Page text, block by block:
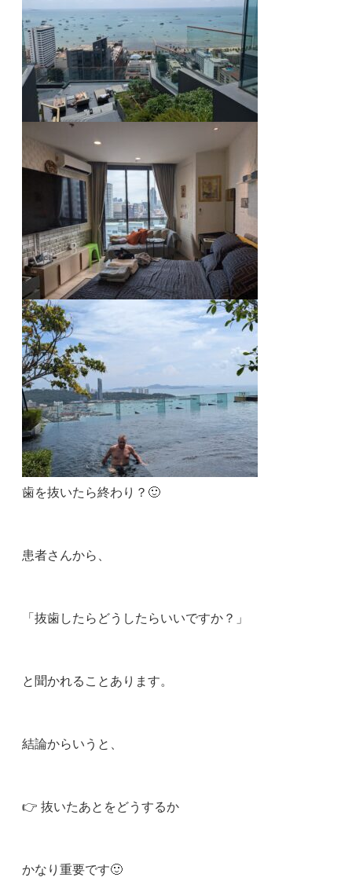
歯を抜いたら終わり？🙂
患者さんから、
「抜歯したらどうしたらいいですか？」
と聞かれることあります。
結論からいうと、
👉 抜いたあとをどうするか
かなり重要です🙂